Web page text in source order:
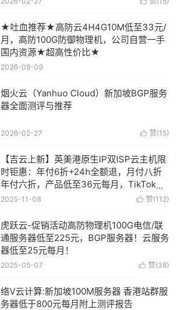
★吐血推荐★高防云4H4G10M低至33元/
月，高防100G防御物理机，公司自营一手
国内资源★超高性价比★
2026-08-09
烟火云（Yanhuo Cloud）新加坡BGP服务
器全面测评与推荐
 赞(15)
2026-02-27
【吉云上新】英美港原生IP双ISP云主机限
时钜惠：年付6折+24h全额退，月付八折
年付六折，产品低至36元每月，TikTok业
务秒部署！含测评
 赞(112)
2025-11-08
虎跃云-促销活动高防物理机100G电信/联
通服务器低至225元，BGP服务器！云服务
器低至25元每月！
 赞(38)
2025-05-07
络V云计算:新加坡100M服务器 香港站群服
务器低于800元每月附上测评报告